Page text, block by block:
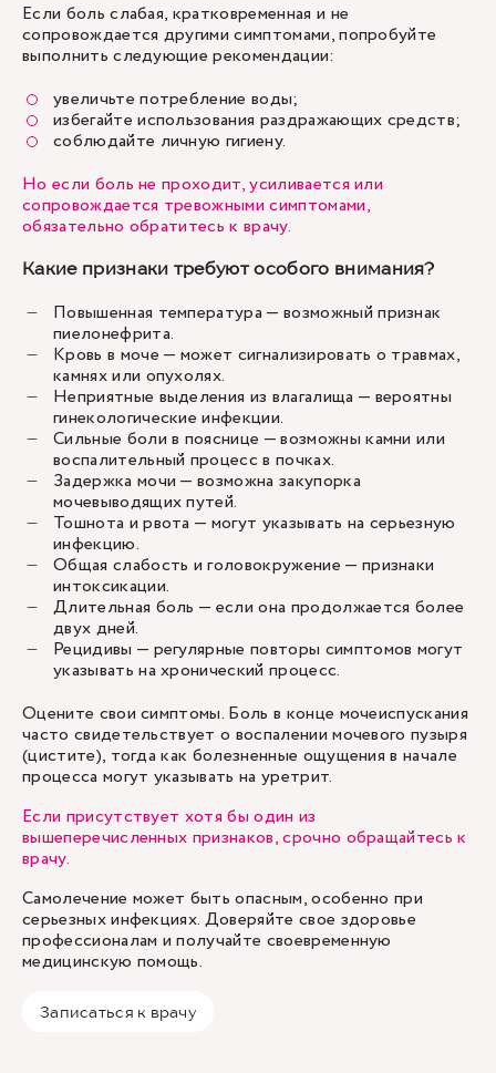
Если боль слабая, кратковременная и не
сопровождается другими симптомами, попробуйте
выполнить следующие рекомендации:
увеличьте потребление воды;
избегайте использования раздражающих средств;
соблюдайте личную гигиену.
Но если боль не проходит, усиливается или
сопровождается тревожными симптомами,
обязательно обратитесь к врачу.
Какие признаки требуют особого внимания?
Повышенная температура — возможный признак
пиелонефрита.
Кровь в моче — может сигнализировать о травмах,
камнях или опухолях.
Неприятные выделения из влагалища — вероятны
гинекологические инфекции.
Сильные боли в пояснице — возможны камни или
воспалительный процесс в почках.
Задержка мочи — возможна закупорка
мочевыводящих путей.
Тошнота и рвота — могут указывать на серьезную
инфекцию.
Общая слабость и головокружение — признаки
интоксикации.
Длительная боль — если она продолжается более
двух дней.
Рецидивы — регулярные повторы симптомов могут
указывать на хронический процесс.
Оцените свои симптомы. Боль в конце мочеиспускания
часто свидетельствует о воспалении мочевого пузыря
(цистите), тогда как болезненные ощущения в начале
процесса могут указывать на уретрит.
Если присутствует хотя бы один из
вышеперечисленных признаков, срочно обращайтесь к
врачу.
Самолечение может быть опасным, особенно при
серьезных инфекциях. Доверяйте свое здоровье
профессионалам и получайте своевременную
медицинскую помощь.
Записаться к врачу